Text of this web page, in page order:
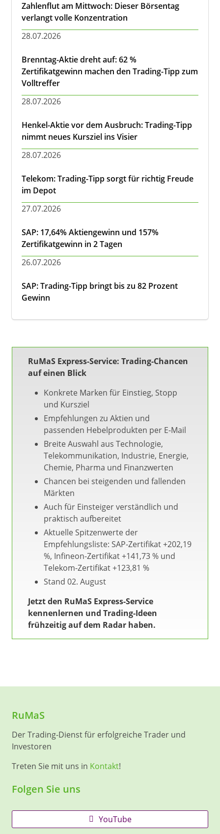
Zahlenflut am Mittwoch: Dieser Börsentag
verlangt volle Konzentration
28.07.2026
Brenntag-Aktie dreht auf: 62 %
Zertifikatgewinn machen den Trading-Tipp zum
Volltreffer
28.07.2026
Henkel-Aktie vor dem Ausbruch: Trading-Tipp
nimmt neues Kursziel ins Visier
28.07.2026
Telekom: Trading-Tipp sorgt für richtig Freude
im Depot
27.07.2026
SAP: 17,64% Aktiengewinn und 157%
Zertifikatgewinn in 2 Tagen
26.07.2026
SAP: Trading-Tipp bringt bis zu 82 Prozent
Gewinn
RuMaS Express-Service: Trading-Chancen
auf einen Blick
Konkrete Marken für Einstieg, Stopp
und Kursziel
Empfehlungen zu Aktien und
passenden Hebelprodukten per E-Mail
Breite Auswahl aus Technologie,
Telekommunikation, Industrie, Energie,
Chemie, Pharma und Finanzwerten
Chancen bei steigenden und fallenden
Märkten
Auch für Einsteiger verständlich und
praktisch aufbereitet
Aktuelle Spitzenwerte der
Empfehlungsliste: SAP-Zertifikat +202,19
%, Infineon-Zertifikat +141,73 % und
Telekom-Zertifikat +123,81 %
Stand 02. August
Jetzt den RuMaS Express-Service
kennenlernen und Trading-Ideen
frühzeitig auf dem Radar haben.
RuMaS
Der Trading-Dienst für erfolgreiche Trader und
Investoren
Treten Sie mit uns in Kontakt!
Folgen Sie uns
YouTube